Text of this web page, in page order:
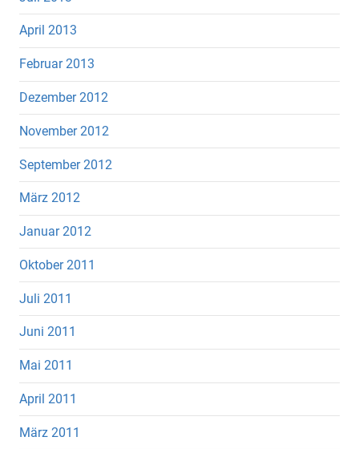
April 2013
Februar 2013
Dezember 2012
November 2012
September 2012
März 2012
Januar 2012
Oktober 2011
Juli 2011
Juni 2011
Mai 2011
April 2011
März 2011